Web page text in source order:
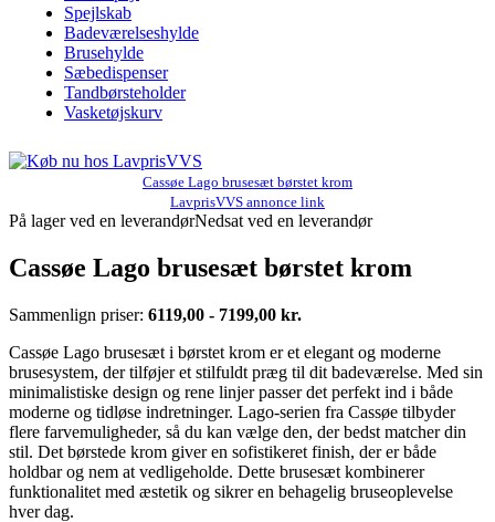
Spejlskab
Badeværelseshylde
Brusehylde
Sæbedispenser
Tandbørsteholder
Vasketøjskurv
Cassøe Lago brusesæt børstet krom
LavprisVVS annonce link
På lager ved en leverandørNedsat ved en leverandør
Cassøe Lago brusesæt børstet krom
Sammenlign priser: 6119,00 - 7199,00 kr.
Cassøe Lago brusesæt i børstet krom er et elegant og moderne
brusesystem, der tilføjer et stilfuldt præg til dit badeværelse. Med sin
minimalistiske design og rene linjer passer det perfekt ind i både
moderne og tidløse indretninger. Lago-serien fra Cassøe tilbyder
flere farvemuligheder, så du kan vælge den, der bedst matcher din
stil. Det børstede krom giver en sofistikeret finish, der er både
holdbar og nem at vedligeholde. Dette brusesæt kombinerer
funktionalitet med æstetik og sikrer en behagelig bruseoplevelse
hver dag.